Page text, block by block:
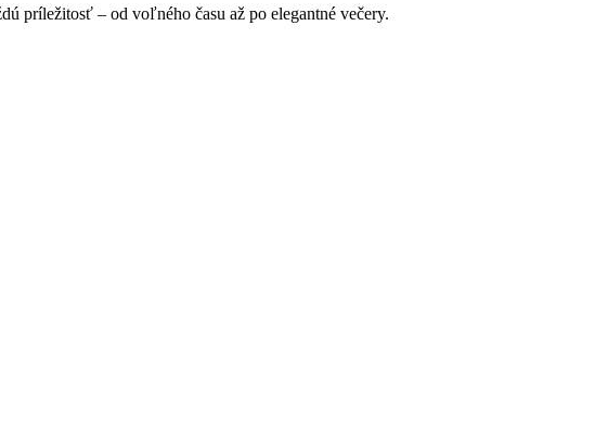
príležitosť – od voľného času až po elegantné večery.